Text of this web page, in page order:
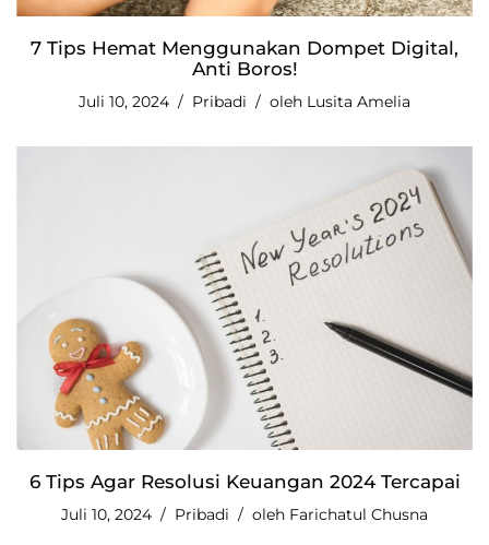
7 Tips Hemat Menggunakan Dompet Digital,
Anti Boros!
Juli 10, 2024 Pribadi oleh Lusita Amelia
6 Tips Agar Resolusi Keuangan 2024 Tercapai
Juli 10, 2024 Pribadi oleh Farichatul Chusna